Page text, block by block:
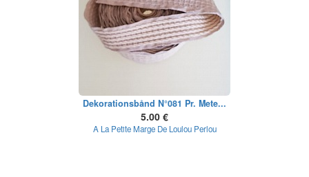
Dekorationsbånd N°081 Pr. Mete...
5.00 €
A La Petite Marge De Loulou Perlou